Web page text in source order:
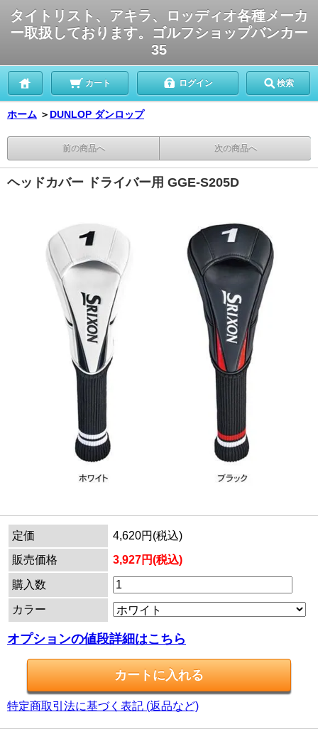
タイトリスト、アキラ、ロッディオ各種メーカ
ー取扱しております。ゴルフショップバンカー
35
カート ログイン 検索
ホーム ＞ DUNLOP ダンロップ
前の商品へ 次の商品へ
ヘッドカバー ドライバー用 GGE-S205D
定価
4,620円(税込)
販売価格
3,927円(税込)
購入数
カラー
オプションの値段詳細はこちら
特定商取引法に基づく表記 (返品など)